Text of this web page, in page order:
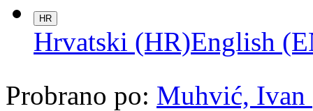
HR
Hrvatski (HR)English
Probrano po: Muhvić, Ivan